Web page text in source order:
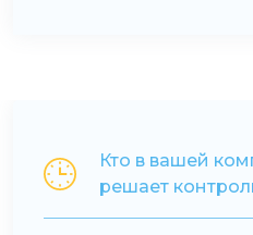
Кто в вашей
решает